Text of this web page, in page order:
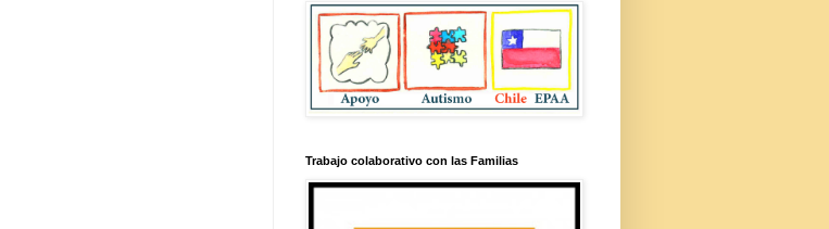
Trabajo colaborativo con las Familias